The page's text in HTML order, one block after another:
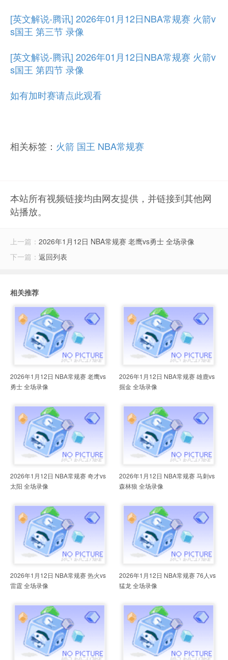
[英文解说-腾讯] 2026年01月12日NBA常规赛 火箭v
s国王 第三节 录像
[英文解说-腾讯] 2026年01月12日NBA常规赛 火箭v
s国王 第四节 录像
如有加时赛请点此观看
相关标签： 火箭 国王 NBA常规赛
本站所有视频链接均由网友提供，并链接到其他网
站播放。
上一篇： 2026年1月12日 NBA常规赛 老鹰vs勇士 全场录像
下一篇： 返回列表
相关推荐
2026年1月12日 NBA常规赛 老鹰vs
勇士 全场录像
2026年1月12日 NBA常规赛 雄鹿vs
掘金 全场录像
2026年1月12日 NBA常规赛 奇才vs
太阳 全场录像
2026年1月12日 NBA常规赛 马刺vs
森林狼 全场录像
2026年1月12日 NBA常规赛 热火vs
雷霆 全场录像
2026年1月12日 NBA常规赛 76人vs
猛龙 全场录像